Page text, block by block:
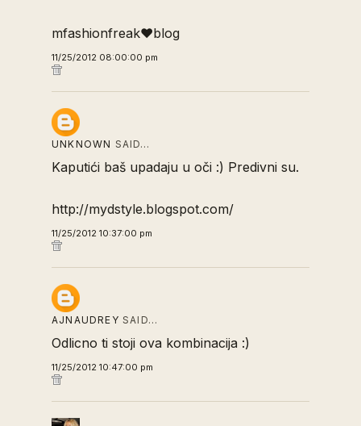
mfashionfreak♥blog
11/25/2012 08:00:00 pm
UNKNOWN SAID…
Kaputići baš upadaju u oči :) Predivni su.
http://mydstyle.blogspot.com/
11/25/2012 10:37:00 pm
AJNAUDREY SAID…
Odlicno ti stoji ova kombinacija :)
11/25/2012 10:47:00 pm